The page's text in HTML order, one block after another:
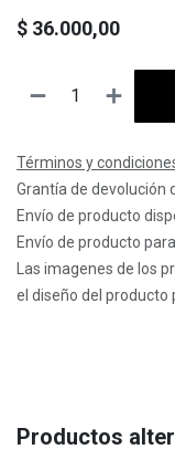
$ 36.000,00
Términos y
Grantía de devolución
Envío de producto
Envío de producto
Las imagenes de los
el diseño del producto
Productos